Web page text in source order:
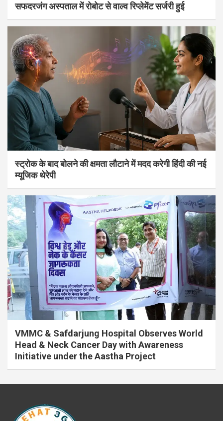
सफदरजंग अस्पताल में रोबोट से वाल्व रिप्लेमेंट सर्जरी हुई
स्ट्रोक के बाद बोलने की क्षमता लौटाने में मदद करेगी हिंदी की नई
म्यूजिक थेरेपी
VMMC & Safdarjung Hospital Observes World
Head & Neck Cancer Day with Awareness
Initiative under the Aastha Project